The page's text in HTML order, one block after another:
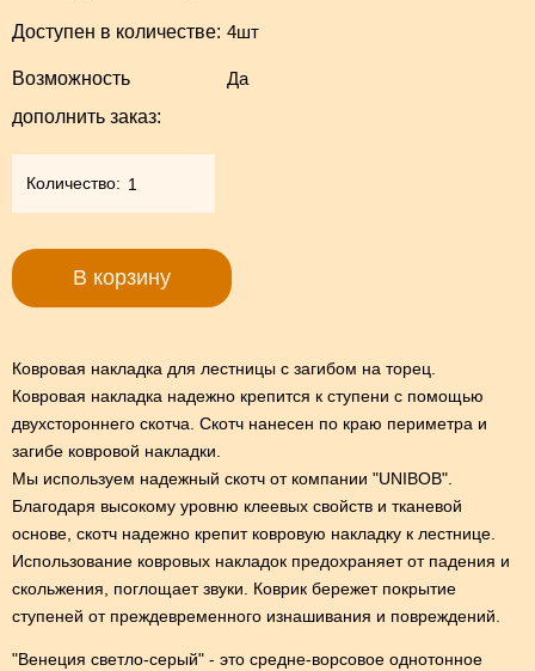
Доступен в количестве: 4шт
Возможность
дополнить заказ:
Да
Количество:
В корзину
Ковровая накладка для лестницы с загибом на торец.
Ковровая накладка надежно крепится к ступени с помощью
двухстороннего скотча. Скотч нанесен по краю периметра и
загибе ковровой накладки.
Мы используем надежный скотч от компании "UNIBOB".
Благодаря высокому уровню клеевых свойств и тканевой
основе, скотч надежно крепит ковровую накладку к лестнице.
Использование ковровых накладок предохраняет от падения и
скольжения, поглощает звуки. Коврик бережет покрытие
ступеней от преждевременного изнашивания и повреждений.
"Венеция светло-серый" - это средне-ворсовое однотонное